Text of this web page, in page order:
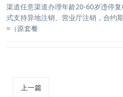
渠道任意渠道办理年龄20-60岁违停
式支持异地注销、营业厅注销，合约
=（原套餐
上一篇